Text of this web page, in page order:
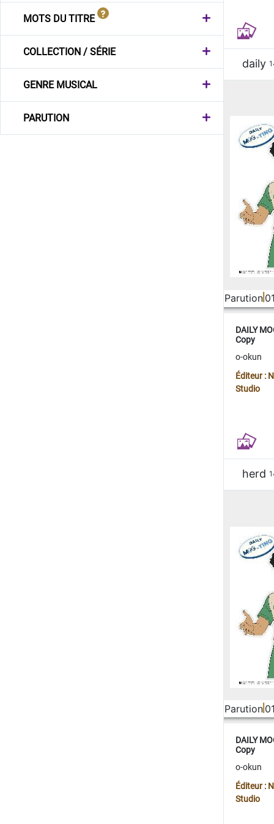
MOTS DU TITRE
COLLECTION / SÉRIE
GENRE MUSICAL
PARUTION
daily
Parution
DAILY
Copy
o-okun
Éditeur :
Studio
herd
Parution
DAILY
Copy
o-okun
Éditeur :
Studio